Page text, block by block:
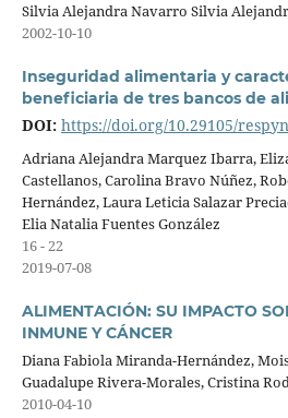
Silvia Alejandra Navarro Silvia
2002-10-10
Inseguridad alimentaria y
beneficiaria de tres bancos de
DOI: https://doi.org/10.29105/
Adriana Alejandra Marquez Ibarra,
Castellanos, Carolina Bravo Núñez,
Hernández, Laura Leticia Salazar
Elia Natalia Fuentes González
16 - 22
2019-07-08
ALIMENTACIÓN: SU IMPACTO
INMUNE Y CÁNCER
Diana Fabiola Miranda-Hernández,
Guadalupe Rivera-Morales, Cristina
2010-04-10